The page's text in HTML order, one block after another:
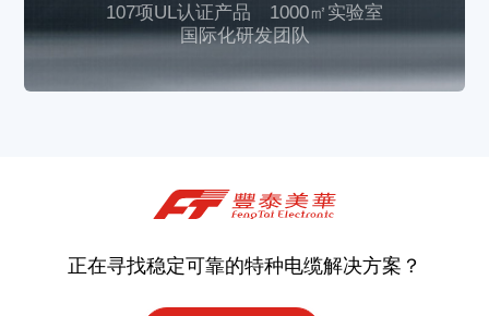
107项UL认证产品
1000㎡实验室
国际化研发团队
正在寻找稳定可靠的特种电缆解决方案？